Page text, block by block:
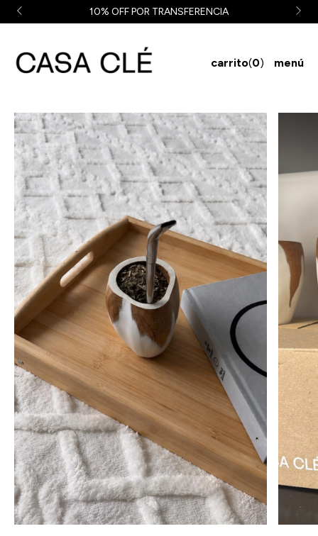
10% OFF POR TRANSFERENCIA
menú
carrito(0)